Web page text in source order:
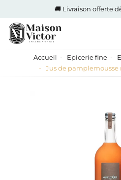
🚚 Livraison offerte
Accueil Epicerie fine
Jus de pamplemousse